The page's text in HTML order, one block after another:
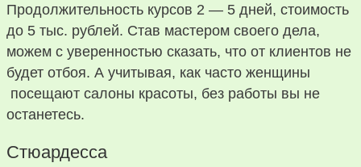
Продолжительность курсов 2 — 5 дней, стоимость
до 5 тыс. рублей. Став мастером своего дела,
можем с уверенностью сказать, что от клиентов не
будет отбоя. А учитывая, как часто женщины
посещают салоны красоты, без работы вы не
останетесь.
Стюардесса